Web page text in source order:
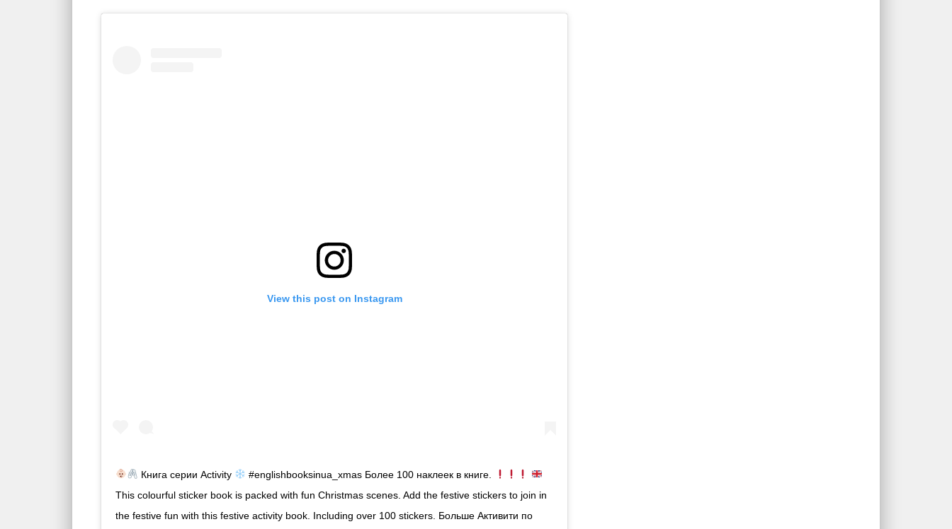
View this post on Instagram
Книга серии Activity
#englishbooksinua_xmas Более 100 наклеек в книге.
This colourful sticker book is packed with fun Christmas scenes. Add the festive stickers to join in
the festive fun with this festive activity book. Including over 100 stickers. Больше Активити по